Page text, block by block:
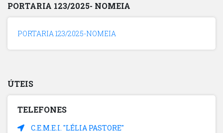
PORTARIA 123/2025- NOMEIA
PORTARIA 123/2025-NOMEIA
ÚTEIS
TELEFONES
C.E.M.E.I. "LÉLIA PASTORE"